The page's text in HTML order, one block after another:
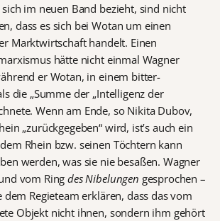
im neuen Band bezieht, sind nicht
dass es sich bei Wotan um einen
Marktwirtschaft handelt. Einen
hätte nicht einmal Wagner
er Wotan, in einem bitter-
die „Summe der „Intelligenz der
Wenn am Ende, so Nikita Dubov,
„zurückgegeben“ wird, ist’s auch ein
Rhein bzw. seinen Töchtern kann
werden, was sie nie besaßen. Wagner
vom Ring des Nibelungen gesprochen –
dem Regieteam erklären, dass das vom
Objekt nicht ihnen, sondern ihm gehört